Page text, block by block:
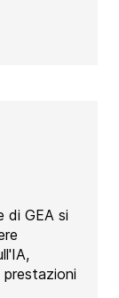
di GEA si
prestazioni